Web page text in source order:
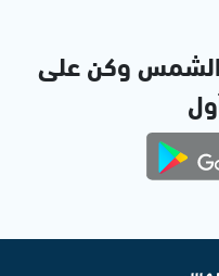
الشمس وكن على